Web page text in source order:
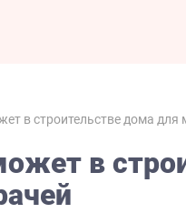
в строительстве дома для
в